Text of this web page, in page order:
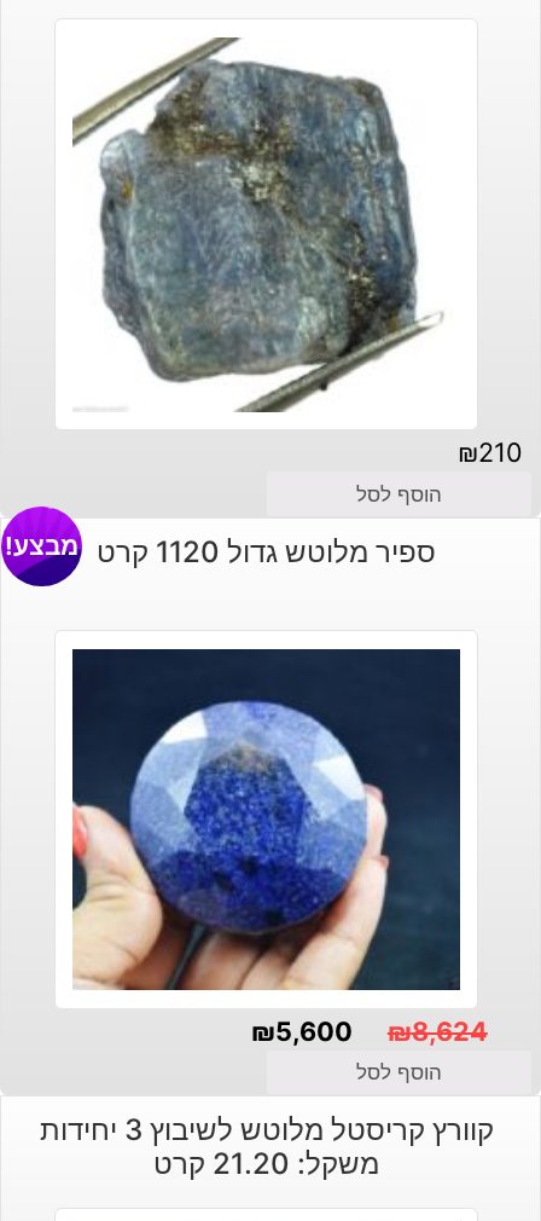
₪210
הוסף לסל
ספיר מלוטש גדול 1120 קרט מבצע!
₪8,624
המקורי
היה:
₪5,600
הנוכחי
הוא:
הוסף לסל
קוורץ קריסטל מלוטש לשיבוץ 3 יחידות
משקל: 21.20 קרט